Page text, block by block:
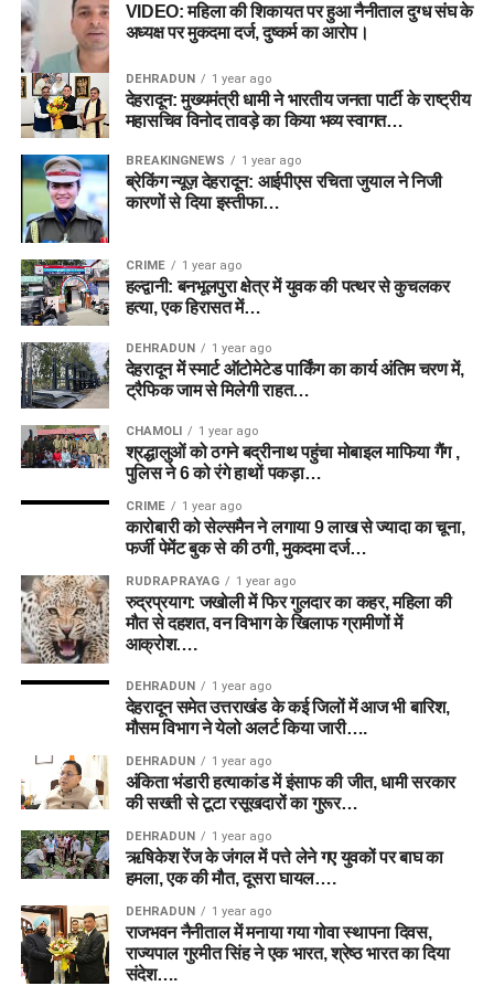
VIDEO: महिला की शिकायत पर हुआ नैनीताल दुग्ध संघ के
अध्यक्ष पर मुकदमा दर्ज, दुष्कर्म का आरोप।
DEHRADUN 1 year ago
देहरादून: मुख्यमंत्री धामी ने भारतीय जनता पार्टी के राष्ट्रीय
महासचिव विनोद तावड़े का किया भव्य स्वागत…
BREAKINGNEWS 1 year ago
ब्रेकिंग न्यूज़ देहरादून: आईपीएस रचिता जुयाल ने निजी
कारणों से दिया इस्तीफा…
CRIME 1 year ago
हल्द्वानी: बनभूलपुरा क्षेत्र में युवक की पत्थर से कुचलकर
हत्या, एक हिरासत में…
DEHRADUN 1 year ago
देहरादून में स्मार्ट ऑटोमेटेड पार्किंग का कार्य अंतिम चरण में,
ट्रैफिक जाम से मिलेगी राहत…
CHAMOLI 1 year ago
श्रद्धालुओं को ठगने बद्रीनाथ पहुंचा मोबाइल माफिया गैंग ,
पुलिस ने 6 को रंगे हाथों पकड़ा…
CRIME 1 year ago
कारोबारी को सेल्समैन ने लगाया 9 लाख से ज्यादा का चूना,
फर्जी पेमेंट बुक से की ठगी, मुकदमा दर्ज…
RUDRAPRAYAG 1 year ago
रुद्रप्रयाग: जखोली में फिर गुलदार का कहर, महिला की
मौत से दहशत, वन विभाग के खिलाफ ग्रामीणों में
आक्रोश….
DEHRADUN 1 year ago
देहरादून समेत उत्तराखंड के कई जिलों में आज भी बारिश,
मौसम विभाग ने येलो अलर्ट किया जारी….
DEHRADUN 1 year ago
अंकिता भंडारी हत्याकांड में इंसाफ की जीत, धामी सरकार
की सख्ती से टूटा रसूखदारों का गुरूर…
DEHRADUN 1 year ago
ऋषिकेश रेंज के जंगल में पत्ते लेने गए युवकों पर बाघ का
हमला, एक की मौत, दूसरा घायल….
DEHRADUN 1 year ago
राजभवन नैनीताल में मनाया गया गोवा स्थापना दिवस,
राज्यपाल गुरमीत सिंह ने एक भारत, श्रेष्ठ भारत का दिया
संदेश….